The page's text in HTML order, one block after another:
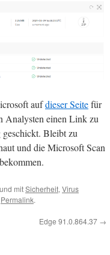
aufdieser Seitefür
Analysten einen Link zu
Bleibt zu
und die Microsoft Scan
mitSicherheit, Virus
Permalink.
Edge 91.0.864.37 →